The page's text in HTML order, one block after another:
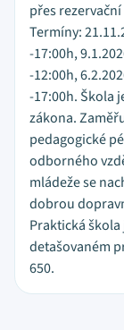
přes
Termíny:
-17:00h,
-12:00h,
-17:00h. Škola
zákona.
pedagogické
odborného
mládeže se
dobrou
Praktická
detašovaném
650.